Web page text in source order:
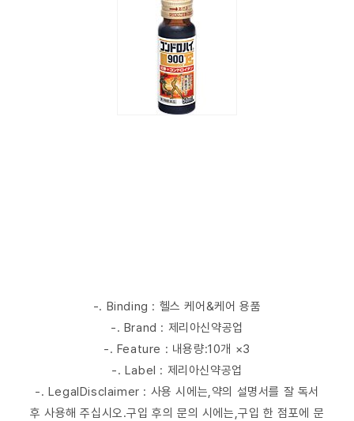
-. Binding : 헬스 케어&케어 용품
-. Brand : 제리아신약공업
-. Feature : 내용량:10개 ×3
-. Label : 제리아신약공업
-. LegalDisclaimer : 사용 시에는,약의 설명서를 잘 독서
후 사용해 주십시오.구입 후의 문의 시에는,구입 한 점포에 문